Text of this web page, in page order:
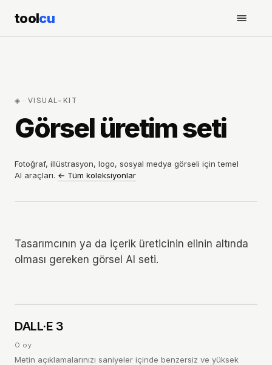
toolcu
◈ · VISUAL-KIT
Görsel üretim seti
Fotoğraf, illüstrasyon, logo, sosyal medya görseli için temel
AI araçları. ← Tüm koleksiyonlar
Tasarımcının ya da içerik üreticinin elinin altında
olması gereken görsel AI seti.
D
DALL·E 3
0 oy
Metin açıklamalarınızı saniyeler içinde benzersiz ve yüksek